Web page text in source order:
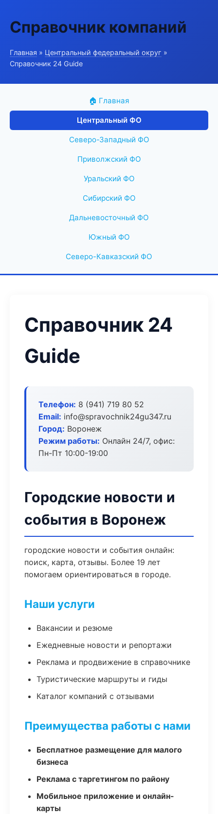
Справочник компаний
Главная » Центральный федеральный округ »
Справочник 24 Guide
🏠 Главная
Центральный ФО
Северо-Западный ФО
Приволжский ФО
Уральский ФО
Сибирский ФО
Дальневосточный ФО
Южный ФО
Северо-Кавказский ФО
Справочник 24
Guide
Телефон: 8 (941) 719 80 52
Email: info@spravochnik24gu347.ru
Город: Воронеж
Режим работы: Онлайн 24/7, офис:
Пн-Пт 10:00-19:00
Городские новости и
события в Воронеж
городские новости и события онлайн:
поиск, карта, отзывы. Более 19 лет
помогаем ориентироваться в городе.
Наши услуги
Вакансии и резюме
Ежедневные новости и репортажи
Реклама и продвижение в справочнике
Туристические маршруты и гиды
Каталог компаний с отзывами
Преимущества работы с нами
Бесплатное размещение для малого
бизнеса
Реклама с таргетингом по району
Мобильное приложение и онлайн-
карты